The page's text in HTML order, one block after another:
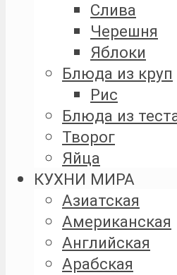
Слива
Черешня
Яблоки
Блюда из круп
Рис
Блюда из
Творог
Яйца
КУХНИ МИРА
Азиатская
Американская
Английская
Арабская